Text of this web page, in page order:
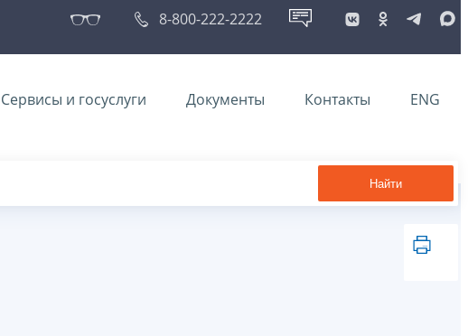
8-800-222-2222
Сервисы и госуслуги Документы Контакты ENG
Найти